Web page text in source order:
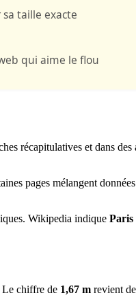
taille exacte
qui aime le flou
récapitulatives et dans
pages mélangent
Wikipedia indique Paris
Le chiffre de 1,67 m revient